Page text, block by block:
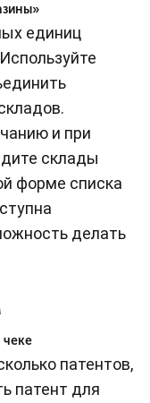
единиц
и при
склады
форме списка
делать
чеке
патентов,
патент для